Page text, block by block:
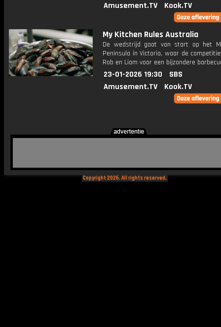
Amusement.TV
Kook.TV
My Kitchen Rules Australia
De wedstrijd gaat van start op het
Peninsula in Victoria, waar de
Rob en Liam voor een bijzondere
23-01-2026 19:30
SBS
Amusement.TV
Kook.TV
Copyright 2026. All rights reserved.